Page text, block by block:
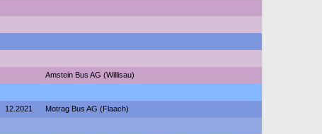
Amstein Bus AG (Willisau)
12.2021 Motrag Bus AG (Flaach)